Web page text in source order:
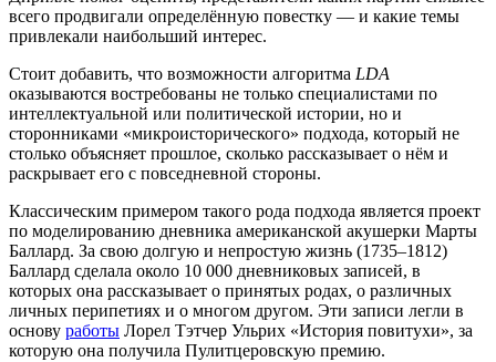
всего продвигали определённую повестку — и какие темы
привлекали наибольший интерес.
Стоит добавить, что возможности алгоритма LDA
оказываются востребованы не только специалистами по
интеллектуальной или политической истории, но и
сторонниками «микроисторического» подхода, который не
столько объясняет прошлое, сколько рассказывает о нём и
раскрывает его с повседневной стороны.
Классическим примером такого рода подхода является проект
по моделированию дневника американской акушерки Марты
Баллард. За свою долгую и непростую жизнь (1735–1812)
Баллард сделала около 10 000 дневниковых записей, в
которых она рассказывает о принятых родах, о различных
личных перипетиях и о многом другом. Эти записи легли в
основу работы Лорел Тэтчер Ульрих «История повитухи», за
которую она получила Пулитцеровскую премию.